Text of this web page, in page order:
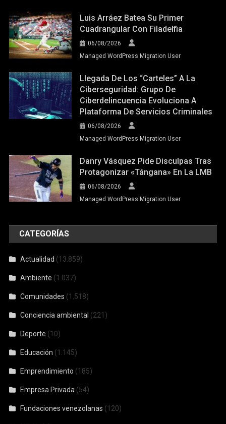
Luis Arráez Batea Su Primer
Cuadrangular Con Filadelfia
06/08/2026
Managed WordPress Migration User
Llegada De Los “carteles” A La
Ciberseguridad: Grupo De
Ciberdelincuencia Evoluciona A
Plataforma De Servicios Criminales
06/08/2026
Managed WordPress Migration User
Danry Vásquez Pide Disculpas Tras
Protagonizar «tángana» En La LMB
06/08/2026
Managed WordPress Migration User
CATEGORÍAS
Actualidad (13.859)
Ambiente (1.037)
Comunidades (1.518)
Conciencia ambiental (221)
Deporte (10)
Educación (1.145)
Emprendimiento (185)
Empresa Privada (54)
Fundaciones venezolanas (120)